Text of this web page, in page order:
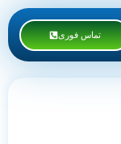
تماس فوری